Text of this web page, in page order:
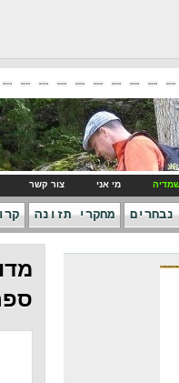
צור קשר
תזונה קרוספיט
מדוע
ספר